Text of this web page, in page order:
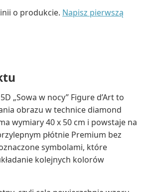
o produkcie. Napisz pierwszą
„Sowa w nocy” Figure d’Art to
obrazu w technice diamond
wymiary 40 x 50 cm i powstaje na
płótnie Premium bez
symbolami, które
kolejnych kolorów